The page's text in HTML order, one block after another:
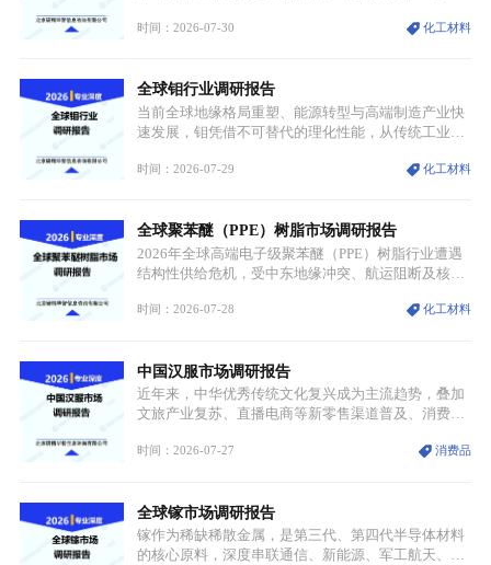
持续扩张；另一方面产品、需求、应用场景呈现明显
体规模扩张，高附加值领域与规模化工业应用形成两
大独立增长体系。
时间：2026-07-30 化工材料
全球钼行业调研报告
当前全球地缘格局重塑、能源转型与高端制造产业快
速发展，钼凭借不可替代的理化性能，从传统工业金
需格局重构、价值体系重估的新阶段。钼是典型难熔
贯穿传统工业、高端制造、军工、新能源等多个核心
产业，成为现代工业体系中不可或缺的基础材料。
时间：2026-07-29 化工材料
全球聚苯醚（PPE）树脂市场调研报告
2026年全球高端电子级聚苯醚（PPE）树脂行业遭遇
结构性供给危机，受中东地缘冲突、航运阻断及核心
停产，行业长期维持寡头垄断的供应链格局彻底瓦
价无市”的供给真空，并沿高频覆铜板、PCB电路板向
AI服务器、5G基站等高端电子终端持续传导，全产业
链生产、成本、交付均承受巨大压力。
时间：2026-07-28 化工材料
中国汉服市场调研报告
近年来，中华优秀传统文化复兴成为主流趋势，叠加
文旅产业复苏、直播电商等新零售渠道普及、消费群
服不再局限于传统节日、古风活动等小众场景，逐步
重要载体。同时，行业标准落地、生产技术升级、原
创设计能力提升，进一步夯实产业发展根基，吸引传
统服饰品牌、文旅企业等跨界入局，市场活力持续释
时间：2026-07-27 消费品
全球镓市场调研报告
镓作为稀缺稀散金属，是第三代、第四代半导体材料
的核心原料，深度串联通信、新能源、军工航天、光